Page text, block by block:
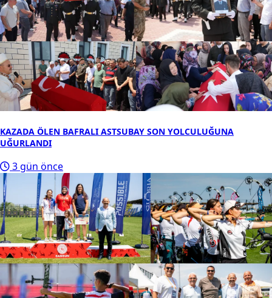
KAZADA ÖLEN BAFRALI ASTSUBAY SON YOLCULUĞUNA
UĞURLANDI
3 gün önce